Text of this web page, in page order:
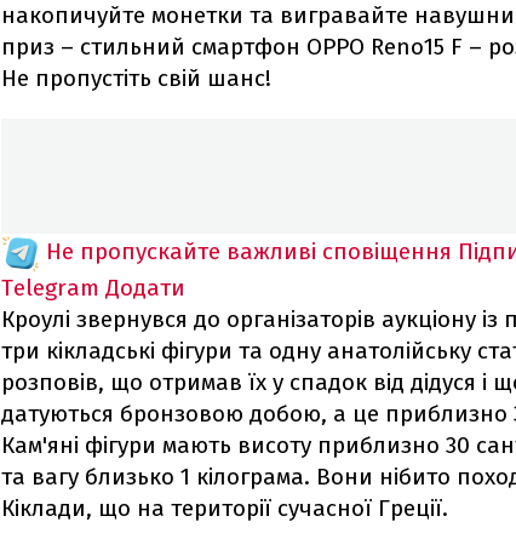
накопичуйте монетки та вигравайте
приз – стильний смартфон ОРРО Reno15 F –
Не пропустіть свій шанс!
Не пропускайте важливі сповіщення
Telegram Додати
Кроулі звернувся до організаторів аукціону
три кікладські фігури та одну анатолійську
розповів, що отримав їх у спадок від дідуся і
датуються бронзовою добою, а це приблизно 3
Кам'яні фігури мають висоту приблизно 30
та вагу близько 1 кілограма. Вони нібито
Кіклади, що на території сучасної Греції.